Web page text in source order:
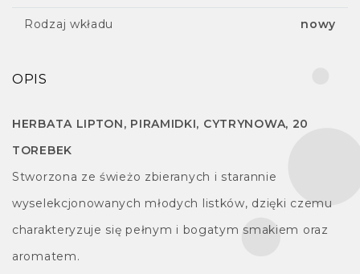
Rodzaj wkładu nowy
OPIS
HERBATA LIPTON, PIRAMIDKI, CYTRYNOWA, 20
TOREBEK
Stworzona ze świeżo zbieranych i starannie
wyselekcjonowanych młodych listków, dzięki czemu
charakteryzuje się pełnym i bogatym smakiem oraz
aromatem.